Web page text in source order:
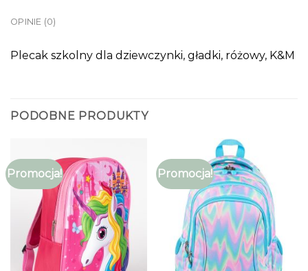
OPINIE (0)
Plecak szkolny dla dziewczynki, gładki, różowy, K&M
PODOBNE PRODUKTY
Promocja! Promocja!